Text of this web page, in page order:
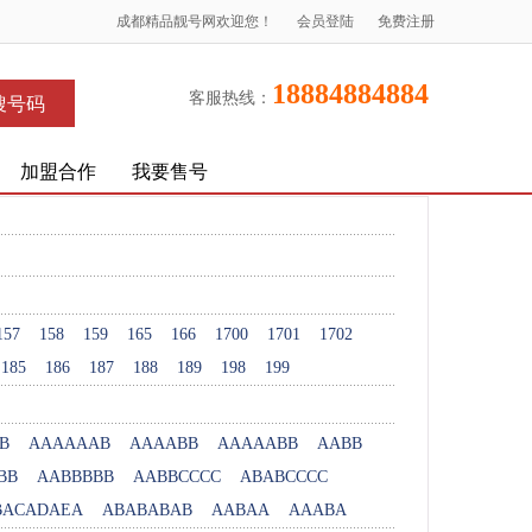
成都精品靓号网欢迎您！ 会员登陆 免费注册
号码 客服热线： 18884884884
加盟合作 我要售号
158 159 165 166 1700 1701
1702
185
186 187 188 189 198 199
AAAAAAB AAAABB AAAAABB
AABB
AABBBBB AABBCCCC
ABABCCCC
ABABABAB AABAA AAABA